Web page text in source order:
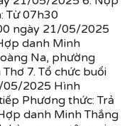
Từ 07h30
ngày 21/05/2025
danh Minh
Na, phường
7. Tổ chức buổi
05/2025 Hình
Phương thức: Trả
danh Minh Thắng